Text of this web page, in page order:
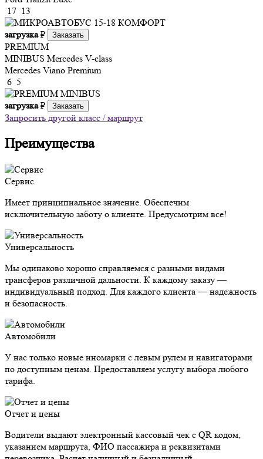
17 13
загрузка₽ Заказать
PREMIUM
MINIBUS Mercedes V-class
Mercedes Viano Premium
6 5
загрузка₽ Заказать
Запросить другой класс / маршрут
Преимущества
Сервис
Имеет принципиальное значение. Обеспечим
исключительную заботу о клиенте. Предусмотрим все!
Универсальность
Мы одинаково хорошо справляемся с разными видами
трансферов различной дальности. К каждому заказу —
индивидуальный подход. Для каждого клиента — надежность
и безопасность.
Автомобили
У нас только новые иномарки с левым рулем и навигаторами
по доступным ценам. Предоставляем услугу выбора любого
тарифа.
Отчет и цены
Водители выдают электронный кассовый чек с QR кодом,
указанием маршрута, ФИО пассажира и реквизитами